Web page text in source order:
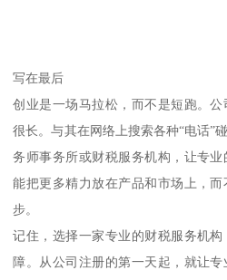
写在最后
创业是一场马拉松，而不是短跑。
很长。与其在网络上搜索各种“电话”
务师事务所或财税服务机构，让专
能把更多精力放在产品和市场上，
步。
记住，选择一家专业的财税服务机
障。从公司注册的第一天起，就让